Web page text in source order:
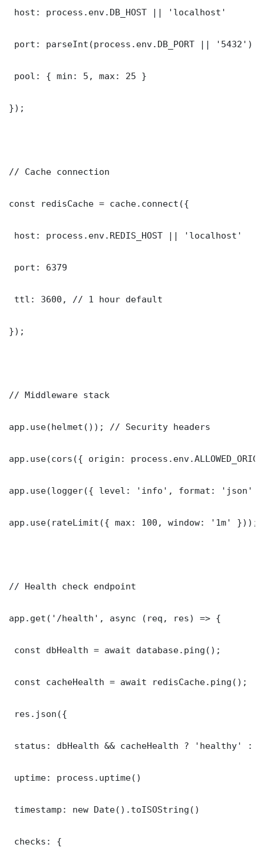
host: process.env.DB_HOST || 'localhost'
port: parseInt(process.env.DB_PORT || '5432')
pool: { min: 5, max: 25 }
});
// Cache connection
const redisCache = cache.connect({
host: process.env.REDIS_HOST || 'localhost'
port: 6379
ttl: 3600, // 1 hour default
});
// Middleware stack
app.use(helmet()); // Security headers
app.use(cors({ origin:
app.use(logger({ level: 'info', format: 'json'
app.use(rateLimit({ max: 100, window: '1m' }));
// Health check endpoint
app.get('/health', async (req, res) => {
const dbHealth = await database.ping();
const cacheHealth = await redisCache.ping();
res.json({
status: dbHealth && cacheHealth ? 'healthy' :
uptime: process.uptime()
timestamp: new Date().toISOString()
checks: {